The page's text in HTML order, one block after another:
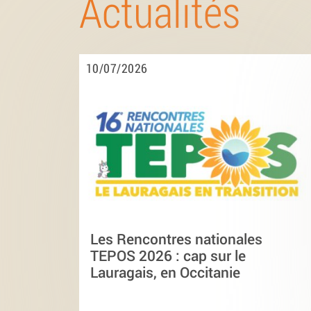
10/07/2026
Les Rencontres nationales
TEPOS 2026 : cap sur le
Lauragais, en Occitanie